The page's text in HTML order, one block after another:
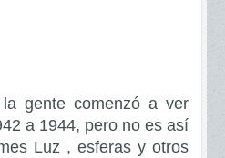
gente comenzó a ver
a 1944, pero no es así
Luz , esferas y otros